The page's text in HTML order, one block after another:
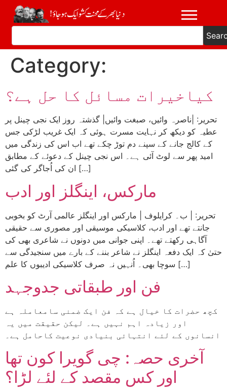
Category:
کیاخیرات مسائل کا حل ہے؟
تحریر: |ناصرہ وائیں، صبغت وائیں| گذشتہ روز ایک نجی چینل پر
عطیہ کو دیکھ کر نہایت مسرت ہوئی کہ ایک غریب لڑکی جس
کے کالج جانے کے سپنے دم توڑ چکے تھے اب اس کی زندگی میں
امید پھر سے لوٹ آئی ہے۔ اس نجی چینل کے دعوئے کے مطابق
ان کی اُجاگر کی گئی […]
مارکس، اینگلز اور ادب
تحریر: | ب۔ کرایلوف | مارکس اور اینگلز عالمی آرٹ کو بخوبی
جانتے تھے اور ادب، کلاسیکی موسیقی اور مصوری سے حقیقی
آگاہی رکھتے تھے۔ اپنی جوانی میں دونوں نے شاعری بھی کی
حتیٰ کہ ایک دفعہ اینگلز نے شاعر بننے کے بارے میں سنجیدگی سے
سوچا بھی۔ اُنہیں نہ صرف کلاسیکی ادیبوں کا علم […]
فن اور طبقاتی جدوجہد
کچھ حضرات کا خیال ہے کہ فن ایک ضمنی سامعاملہ ہے
اور زیادہ اہم نہیں ہے۔ لیکن حقیقت میں یہ
انسانوں کے لئے انتہائی بنیادی نوعیت کاحامل ہے۔
آخری حصہ: چی گویرا کون تھا
اور کس مقصد کے لئے لڑا؟